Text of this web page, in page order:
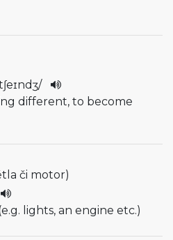
/
different, to become
či motor)
lights, an engine etc.)